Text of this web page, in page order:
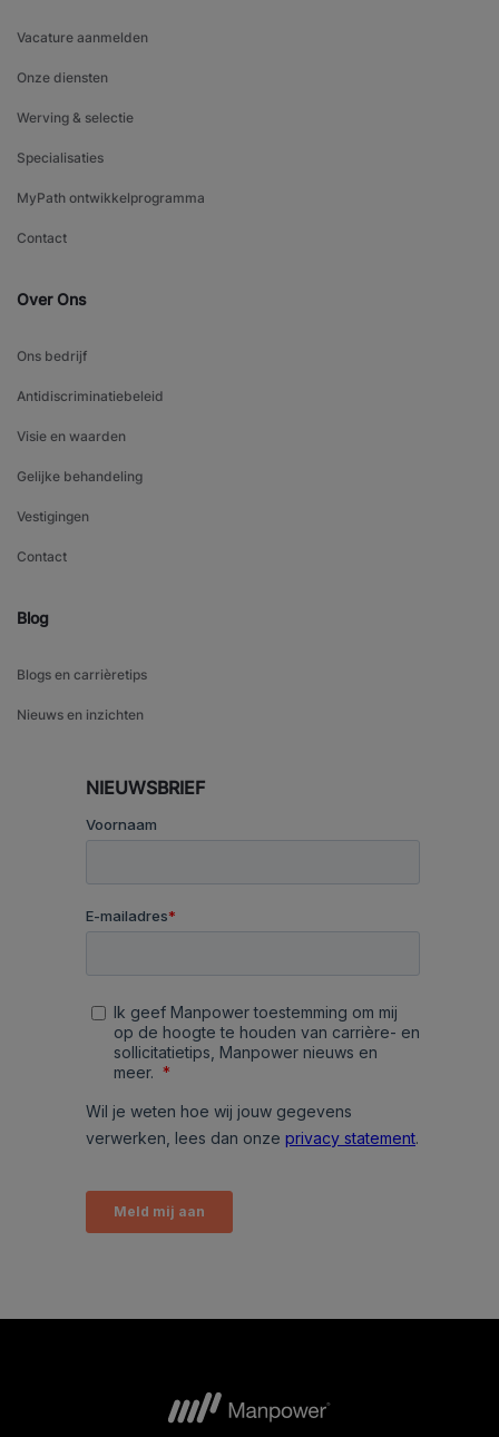
Vacature aanmelden
Onze diensten
Werving & selectie
Specialisaties
MyPath ontwikkelprogramma
Contact
Over Ons
Ons bedrijf
Antidiscriminatiebeleid
Visie en waarden
Gelijke behandeling
Vestigingen
Contact
Blog
Blogs en carrièretips
Nieuws en inzichten
NIEUWSBRIEF